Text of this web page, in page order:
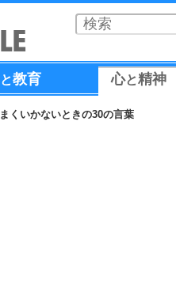
と教育 心と精神
くいかないときの30の言葉